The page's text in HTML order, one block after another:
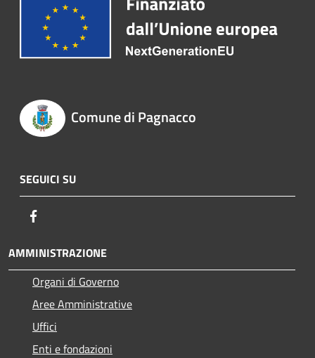
Comune di Pagnacco
SEGUICI SU
AMMINISTRAZIONE
Organi di Governo
Aree Amministrative
Uffici
Enti e fondazioni